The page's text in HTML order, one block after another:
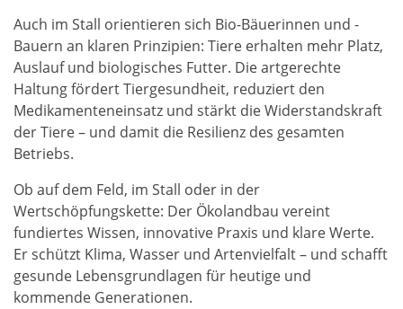
Auch im Stall orientieren sich Bio-Bäuerinnen und -
Bauern an klaren Prinzipien: Tiere erhalten mehr Platz,
Auslauf und biologisches Futter. Die artgerechte
Haltung fördert Tiergesundheit, reduziert den
Medikamenteneinsatz und stärkt die Widerstandskraft
der Tiere – und damit die Resilienz des gesamten
Betriebs.
Ob auf dem Feld, im Stall oder in der
Wertschöpfungskette: Der Ökolandbau vereint
fundiertes Wissen, innovative Praxis und klare Werte.
Er schützt Klima, Wasser und Artenvielfalt – und schafft
gesunde Lebensgrundlagen für heutige und
kommende Generationen.